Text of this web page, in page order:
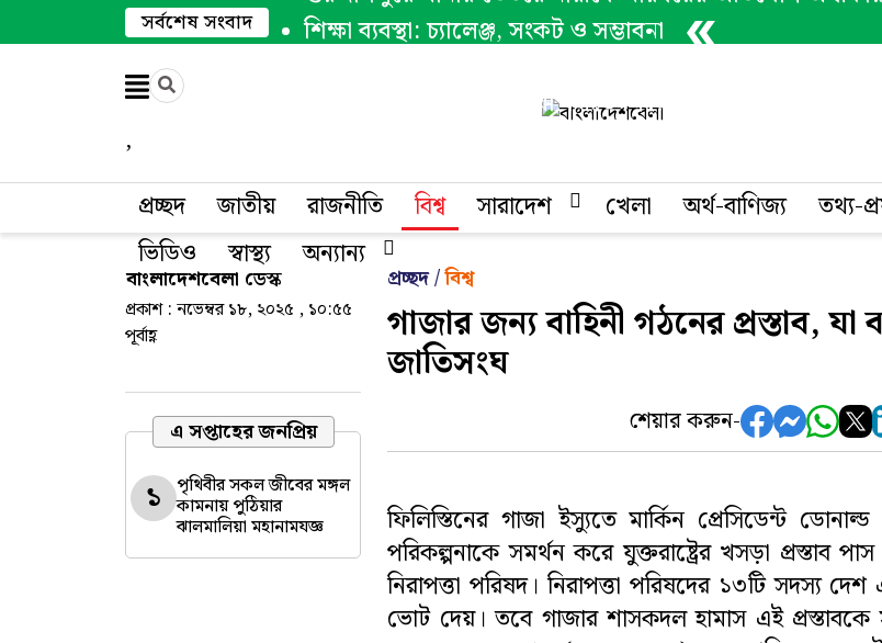
সর্বশেষ সংবাদ
শিক্ষা ব্যবস্থা: চ্যালেঞ্জ, সংকট ও সম্ভাবনা
রেললাইনে বসে ফোনে কথা বলতে গিয়ে প্রাণ গেল ব্যবসায়ীর
,
প্রচ্ছদ জাতীয় রাজনীতি বিশ্ব সারাদেশ খেলা অর্থ-বাণিজ্য তথ্য-
ভিডিও
স্বাস্থ্য অন্যান্য
সকল মেনু
জাতীয়
প্রচ্ছদ /বিশ্ব
গাজার জন্য বাহিনী গঠনের প্রস্তাব,
জাতিসংঘ
শেয়ার করুন-
ফিলিস্তিনের গাজা ইস্যুতে মার্কিন প্রেসিডেন্ট
পরিকল্পনাকে সমর্থন করে যুক্তরাষ্ট্রের খসড়া প্রস্তাব
নিরাপত্তা পরিষদ। নিরাপত্তা পরিষদের ১৩টি সদস্য দেশ
ভোট দেয়। তবে গাজার শাসকদল হামাস এই প্রস্তাবকে
বাংলাদেশবেলা ডেস্ক
প্রকাশ : নভেম্বর ১৮, ২০২৫ , ১০:৫৫
পূর্বাহ্ণ
এ সপ্তাহের জনপ্রিয়
১ পৃথিবীর সকল জীবের মঙ্গল
কামনায় পুঠিয়ার
ঝালমালিয়া মহানামযজ্ঞ